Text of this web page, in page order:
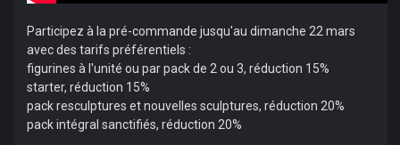
Participez à la pré-commande jusqu'au dimanche 22 mars
avec des tarifs préférentiels :
figurines à l'unité ou par pack de 2 ou 3, réduction 15%
starter, réduction 15%
pack resculptures et nouvelles sculptures, réduction 20%
pack intégral sanctifiés, réduction 20%